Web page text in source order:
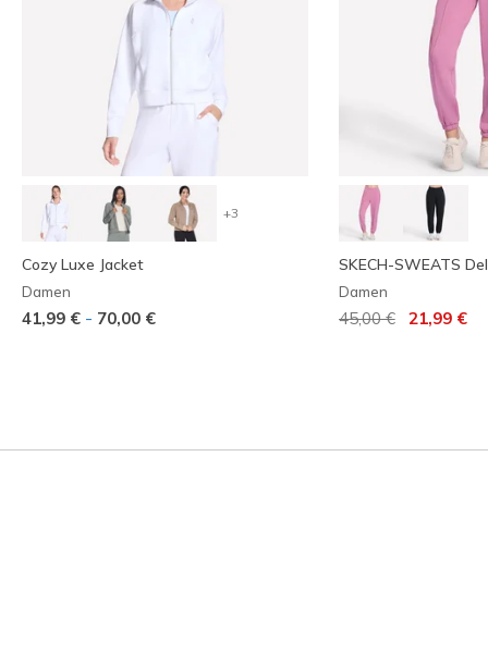
+3
Cozy Luxe Jacket
Damen
41,99 € - 70,00 €
SKECH-SWEATS
Damen
Reduziert von
45,00 €auf21,99 €